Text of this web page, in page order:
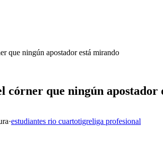
que ningún apostador está mirando
córner que ningún apostador
·estudiantes rio cuartotigreliga profesional